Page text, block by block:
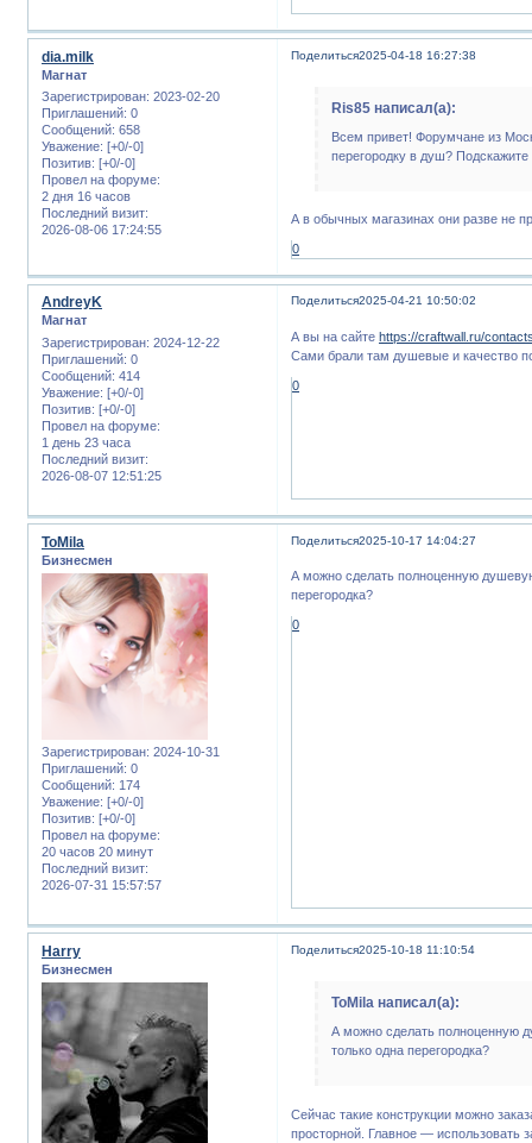
Поделиться2025-04-18 16:27:38
dia.milk
Магнат
Зарегистрирован: 2023-02-20
Приглашений: 0
Сообщений: 658
Уважение: [+0/-0]
Позитив: [+0/-0]
Провел на форуме:
2 дня 16 часов
Последний визит:
2026-08-06 17:24:55
Ris85 написал(а):
Всем привет! Форумчане из
перегородку в душ?
А в обычных магазинах они разве не
0
Поделиться2025-04-21 10:50:02
AndreyK
Магнат
Зарегистрирован: 2024-12-22
Приглашений: 0
Сообщений: 414
Уважение: [+0/-0]
Позитив: [+0/-0]
Провел на форуме:
1 день 23 часа
Последний визит:
2026-08-07 12:51:25
А вы на сайтеhttps://craftwall.ru/
Сами брали там душевые и качество
0
Поделиться2025-10-17 14:04:27
ToMila
Бизнесмен
Зарегистрирован: 2024-10-31
Приглашений: 0
Сообщений: 174
Уважение: [+0/-0]
Позитив: [+0/-0]
Провел на форуме:
20 часов 20 минут
Последний визит:
2026-07-31 15:57:57
А можно сделать полноценную
перегородка?
0
Поделиться2025-10-18 11:10:54
Harry
Бизнесмен
ToMila написал(а):
А можно сделать полноценную
только одна перегородка?
Сейчас такие конструкции можно
просторной. Главное — использовать